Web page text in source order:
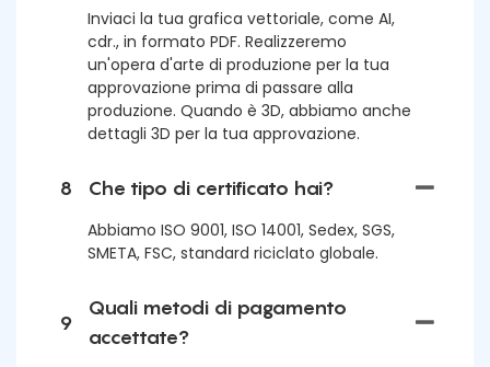
Inviaci la tua grafica vettoriale, come AI,
cdr., in formato PDF. Realizzeremo
un'opera d'arte di produzione per la tua
approvazione prima di passare alla
produzione. Quando è 3D, abbiamo anche
dettagli 3D per la tua approvazione.
8 Che tipo di certificato hai?
Abbiamo ISO 9001, ISO 14001, Sedex, SGS,
SMETA, FSC, standard riciclato globale.
9
Quali metodi di pagamento
accettate?